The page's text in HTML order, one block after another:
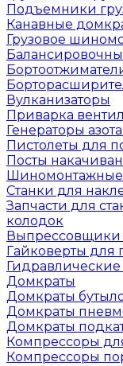
Подъемники
Канавные
Грузовое
Вулканизаторы
Приварка
Генераторы
Пистолеты для
Посты
Шиномонтажные
Станки для
Запчасти для
колодок
Гайковерты для
Гидравлические
Домкраты
Домкраты
Домкраты
Домкраты
Компрессоры
Компрессоры